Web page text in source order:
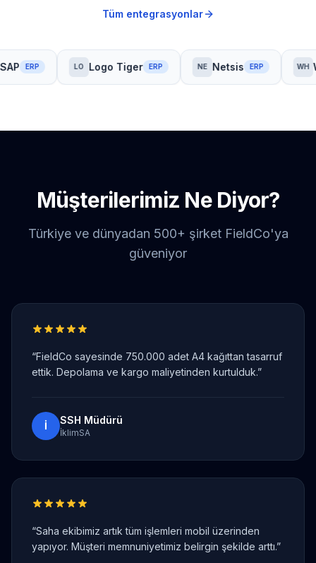
Tüm entegrasyonlar
ERP LO Logo Tiger ERP NE Netsis ERP WH
Müşterilerimiz Ne Diyor?
Türkiye ve dünyadan 500+ şirket FieldCo'ya
güveniyor
“FieldCo sayesinde 750.000 adet A4 kağıttan tasarruf
ettik. Depolama ve kargo maliyetinden kurtulduk.”
İ SSH Müdürü
İklimSA
“Saha ekibimiz artık tüm işlemleri mobil üzerinden
yapıyor. Müşteri memnuniyetimiz belirgin şekilde arttı.”